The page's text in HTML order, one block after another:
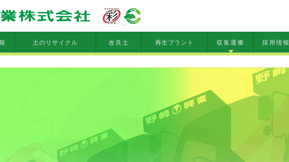
土のリサイクル 改良土 再生プラント 収集運搬 採用情報